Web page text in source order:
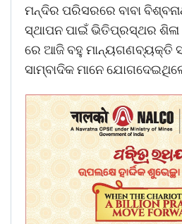
ମନ୍ଦିର ପରିସରରେ ବାବା
ସ୍ଥାପନ ପାଇଁ ଭିତିପ୍ରସ୍ଥର ଶିଳା
ରେ ଆଜି ବହୁ ମାନ୍ୟଗଣବ୍ୟକ୍ତି
ସାମ୍ବାଦିକ ମାନେ